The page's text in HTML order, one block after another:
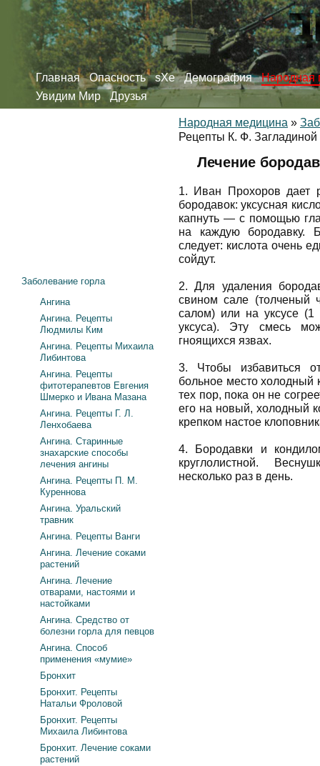
Главная Опасность sXe Демография
Народная
Увидим Мир
Друзья
Народная медицина »
Рецепты К. Ф. Загладиной
Лечение
1. Иван Прохоров дает
бородавок: уксусная
капнуть — с помощью
на каждую бородавку.
следует: кислота очень
сойдут.
2. Для удаления
свином сале (толченый
салом) или на уксусе (1
уксуса). Эту смесь
гноящихся язвах.
3. Чтобы избавиться
больное место холодный
тех пор, пока он не
его на новый, холодный
крепком настое
4. Бородавки и
круглолистной.
несколько раз в день.
Заболевание горла
Ангина
Ангина. Рецепты
Людмилы Ким
Ангина. Рецепты Михаила
Либинтова
Ангина. Рецепты
фитотерапевтов Евгения
Шмерко и Ивана Мазана
Ангина. Рецепты Г. Л.
Ленхобаева
Ангина. Старинные
знахарские способы
лечения ангины
Ангина. Рецепты П. М.
Куреннова
Ангина. Уральский
травник
Ангина. Рецепты Ванги
Ангина. Лечение соками
растений
Ангина. Лечение
отварами, настоями и
настойками
Ангина. Средство от
болезни горла для певцов
Ангина. Способ
применения «мумие»
Бронхит
Бронхит. Рецепты
Натальи Фроловой
Бронхит. Рецепты
Михаила Либинтова
Бронхит. Лечение соками
растений